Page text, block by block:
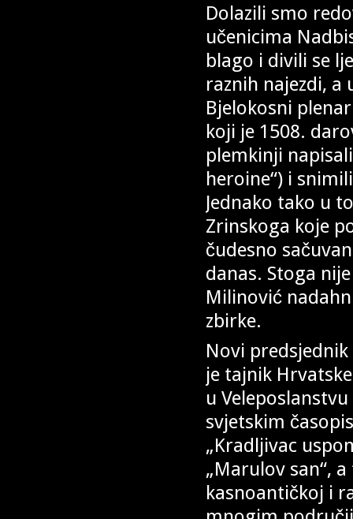
Dolazili smo
učenicima
blago i divili se
raznih najezdi, a
Bjelokosni
koji je 1508.
plemkinji
heroine“) i
Jednako tako u
Zrinskoga koje
čudesno
danas. Stoga
Milinović
zbirke.
Novi
je tajnik
u
svjetskim
„Kradljivac
„Marulov san“,
kasnoantičkoj i